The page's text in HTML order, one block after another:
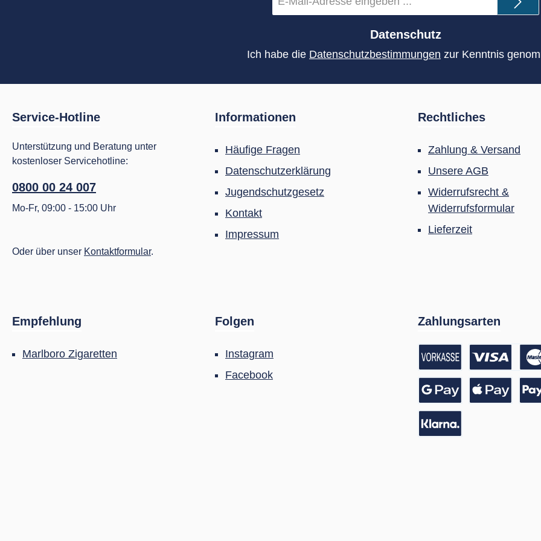
Mail-
Adresse
Datenschutz
Ich habe die Datenschutzbestimmungen zur Kenntnis
Service-Hotline
Unterstützung und Beratung unter
kostenloser Servicehotline:
0800 00 24 007
Mo-Fr, 09:00 - 15:00 Uhr
Oder über unser Kontaktformular.
Informationen
Häufige Fragen
Datenschutzerklärung
Jugendschutzgesetz
Kontakt
Impressum
Rechtliches
Zahlung & Versand
Unsere AGB
Widerrufsrecht &
Widerrufsformular
Lieferzeit
Empfehlung
Marlboro Zigaretten
Folgen
Instagram
Facebook
Zahlungsarten
Vorkasse /Kreditkarte
Google Pay